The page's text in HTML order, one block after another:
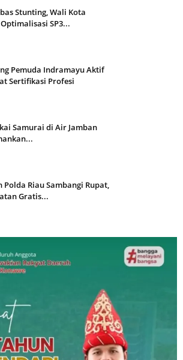
Stunting, Wali Kota
SP3...
Pemuda Indramayu Aktif
Sertifikasi Profesi
Samurai di Air Jamban
Polda Riau Sambangi Rupat,
Gratis...